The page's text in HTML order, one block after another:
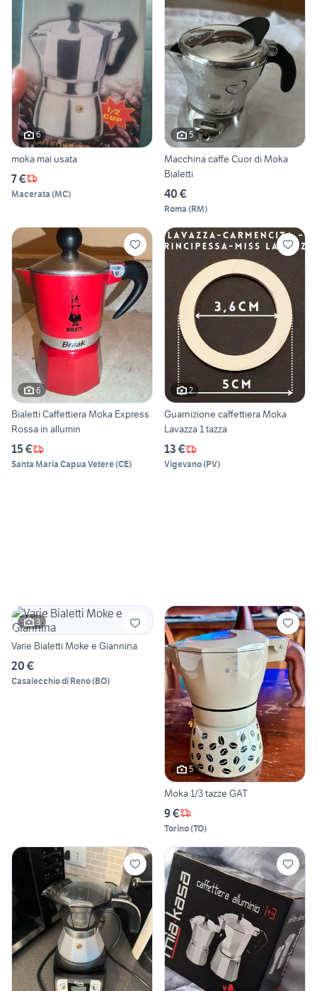
6
moka mai usata
7 €
Macerata (MC)
5
Macchina caffe Cuor di Moka
Bialetti
40 €
Roma (RM)
6
Bialetti Caffettiera Moka Express
Rossa in allumin
15 €
Santa Maria Capua Vetere(CE)
2
Guarnizione caffettiera Moka
Lavazza 1 tazza
13 €
Vigevano(PV)
3
Varie Bialetti Moke e Giannina
20 €
Casalecchio di Reno(BO)
5
Moka 1/3 tazze GAT
9 €
Torino(TO)